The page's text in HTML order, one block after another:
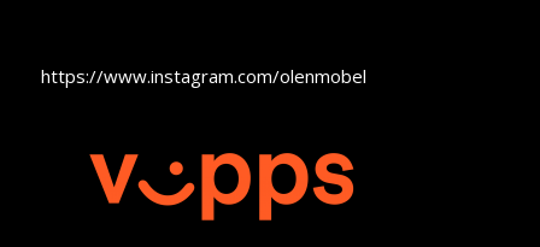
https://www.instagram.com/olenmobel